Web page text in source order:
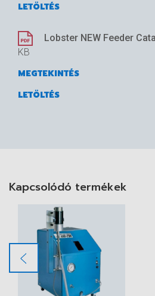
LETÖLTÉS
Lobster NEW Feeder
KB
MEGTEKINTÉS
LETÖLTÉS
Kapcsolódó termékek